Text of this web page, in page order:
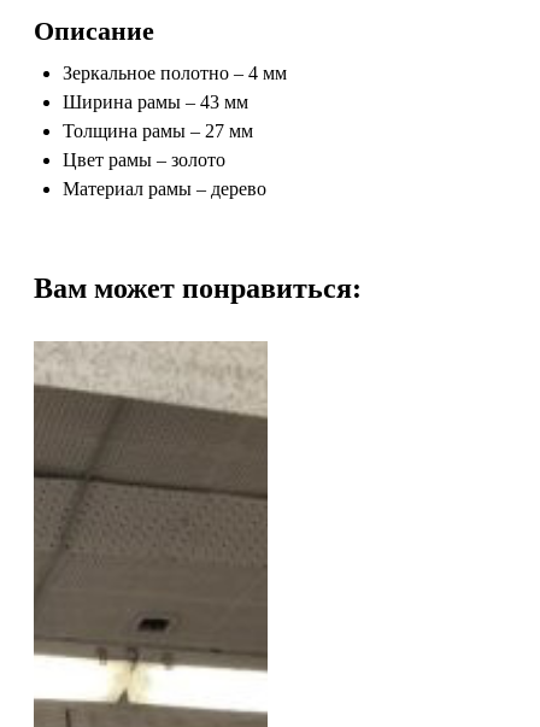
Описание
Зеркальное полотно – 4 мм
Ширина рамы – 43 мм
Толщина рамы – 27 мм
Цвет рамы – золото
Материал рамы – дерево
Вам может понравиться: